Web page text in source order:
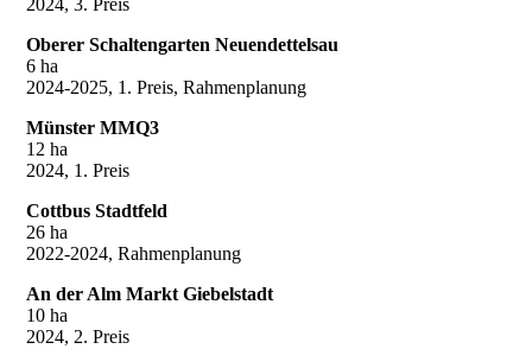
2024, 3. Preis
Oberer Schaltengarten Neuendettelsau
6 ha
2024-2025, 1. Preis, Rahmenplanung
Münster MMQ3
12 ha
2024, 1. Preis
Cottbus Stadtfeld
26 ha
2022-2024, Rahmenplanung
An der Alm Markt Giebelstadt
10 ha
2024, 2. Preis